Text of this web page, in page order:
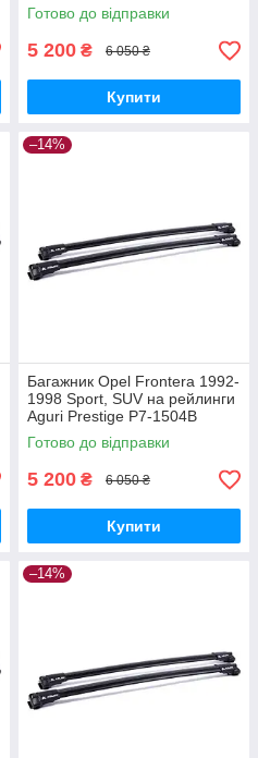
Готово до відправки
5 200 ₴ 6 050 ₴
Купити
–14%
Багажник Opel Frontera 1992-
1998 Sport, SUV на рейлинги
Aguri Prestige P7-1504B
Готово до відправки
5 200 ₴ 6 050 ₴
Купити
–14%